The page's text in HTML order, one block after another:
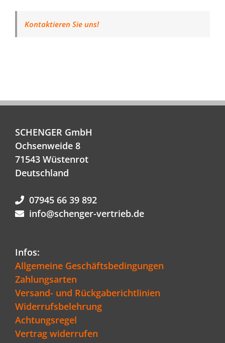
Kontaktieren Sie uns!
SCHENGER GmbH
Ochsenweide 8
71543 Wüstenrot
Deutschland
07945 66 39 892
info@schenger-vertrieb.de
Infos:
Allgemeine Geschäftsbedingungen
Zahlungsarten
Versand- und Rückgaberichtlinien
Widerrufsbelehrung
Achtungsregel
Vertrag widerrufen